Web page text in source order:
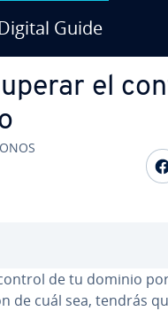
Digital Guide
el
de tu dominio
de cuál sea, tendrás